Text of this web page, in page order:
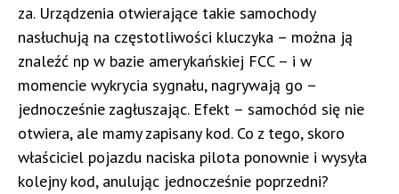
za. Urządzenia otwierające takie samochody
nasłuchują na częstotliwości kluczyka – można ją
znaleźć np w bazie amerykańskiej FCC – i w
momencie wykrycia sygnału, nagrywają go –
jednocześnie zagłuszając. Efekt – samochód się nie
otwiera, ale mamy zapisany kod. Co z tego, skoro
właściciel pojazdu naciska pilota ponownie i wysyła
kolejny kod, anulując jednocześnie poprzedni?